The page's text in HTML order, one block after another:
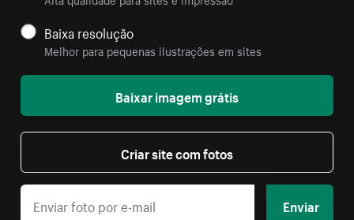
Baixa resolução
Melhor para pequenas ilustrações em sites
Baixar imagem grátis
Criar site com fotos
Enviar